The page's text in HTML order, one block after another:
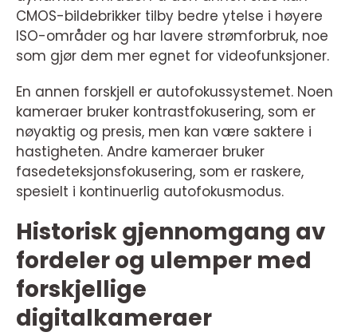
CMOS-bildebrikker tilby bedre ytelse i høyere
ISO-områder og har lavere strømforbruk, noe
som gjør dem mer egnet for videofunksjoner.
En annen forskjell er autofokussystemet. Noen
kameraer bruker kontrastfokusering, som er
nøyaktig og presis, men kan være saktere i
hastigheten. Andre kameraer bruker
fasedeteksjonsfokusering, som er raskere,
spesielt i kontinuerlig autofokusmodus.
Historisk gjennomgang av
fordeler og ulemper med
forskjellige
digitalkameraer